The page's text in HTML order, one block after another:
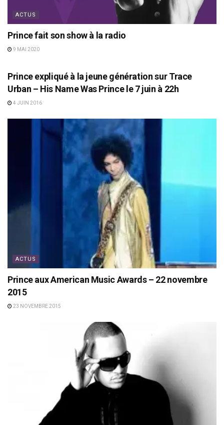
ACTUS
Prince fait son show à la radio
9 MAI 2020
Prince expliqué à la jeune génération sur Trace
Urban – His Name Was Prince le 7 juin à 22h
4 JUIN 2016
ACTUS
Prince aux American Music Awards – 22 novembre
2015
23 NOVEMBRE 2015